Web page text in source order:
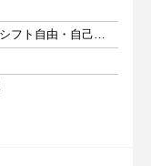
週3日以上 1日4時間以上 シフト自由・自己申告